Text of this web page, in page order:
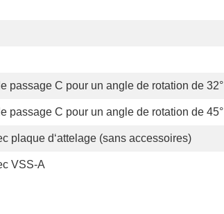
passage C pour un angle de rotation de 32°
passage C pour un angle de rotation de 45°
plaque d‘attelage (sans accessoires)
VSS-A